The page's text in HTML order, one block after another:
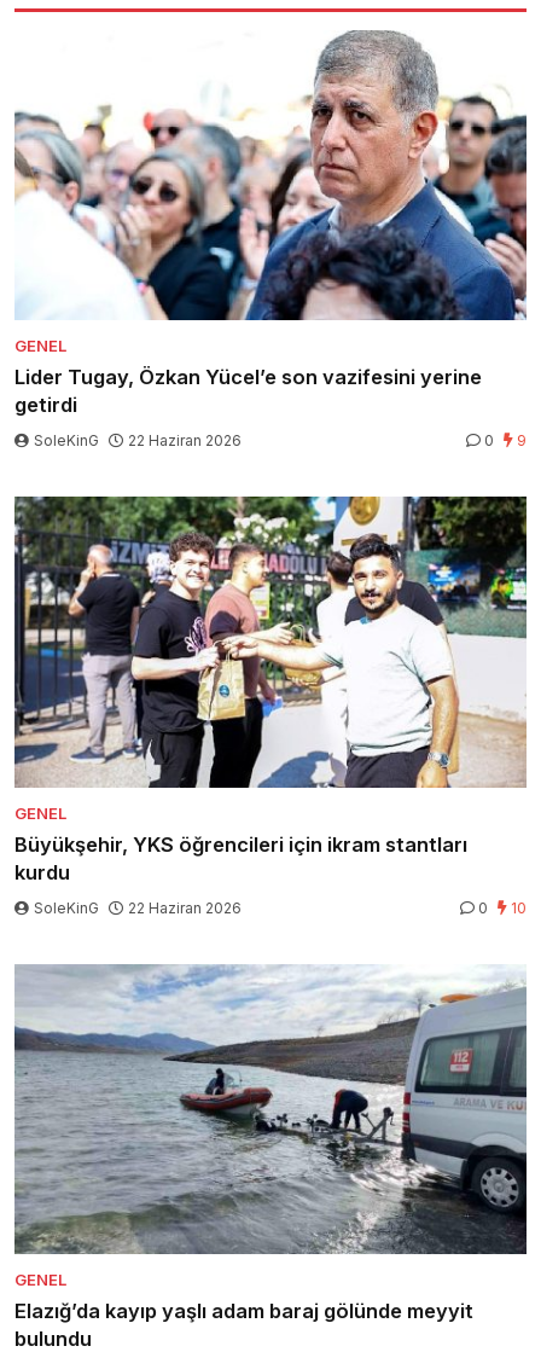
GENEL
Lider Tugay, Özkan Yücel’e son vazifesini yerine
getirdi
SoleKinG 22 Haziran 2026 0 9
GENEL
Büyükşehir, YKS öğrencileri için ikram stantları
kurdu
SoleKinG 22 Haziran 2026 0 10
GENEL
Elazığ’da kayıp yaşlı adam baraj gölünde meyyit
bulundu